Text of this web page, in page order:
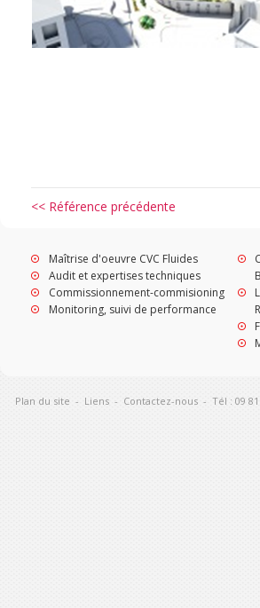
<< Référence précédente
Maîtrise d'oeuvre CVC Fluides
Audit et expertises techniques
Commissionnement-commisioning
Monitoring, suivi de performance
Plan du site - Liens - Contactez-nous - Tél : 09